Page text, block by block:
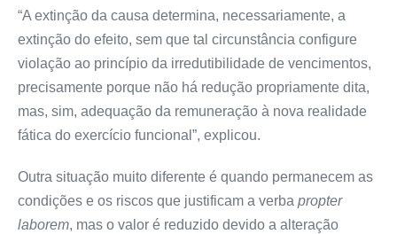
“A extinção da causa determina, necessariamente, a
extinção do efeito, sem que tal circunstância configure
violação ao princípio da irredutibilidade de vencimentos,
precisamente porque não há redução propriamente dita,
mas, sim, adequação da remuneração à nova realidade
fática do exercício funcional”, explicou.
Outra situação muito diferente é quando permanecem as
condições e os riscos que justificam a verba propter
laborem, mas o valor é reduzido devido a alteração